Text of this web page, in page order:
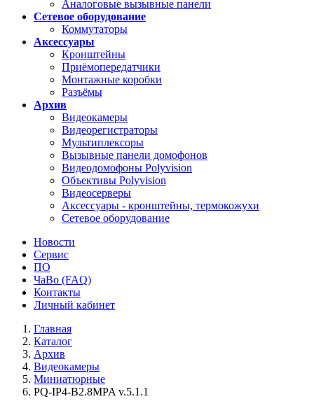
Аналоговые вызывные панели
Сетевое оборудование
Коммутаторы
Аксессуары
Кронштейны
Приёмопередатчики
Монтажные коробки
Разъёмы
Архив
Видеокамеры
Видеорегистраторы
Мультиплексоры
Вызывные панели домофонов
Видеодомофоны Polyvision
Объективы Polyvision
Видеосерверы
Аксессуары - кронштейны, термокожухи
Сетевое оборудование
Новости
Сервис
ПО
ЧаВо (FAQ)
Контакты
Личный кабинет
Главная
Каталог
Архив
Видеокамеры
Миниатюрные
PQ-IP4-B2.8MPA v.5.1.1